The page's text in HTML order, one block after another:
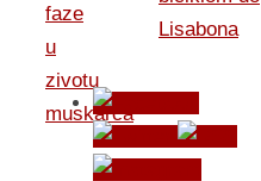
faze
u
zivotu
muskarca
Lisabona